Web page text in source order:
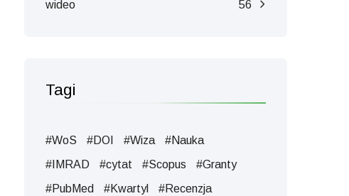
wideo 56
Tagi
#WoS #DOI #Wiza
#Nauka
#IMRAD
#cytat #Scopus
#Granty
#PubMed
#Kwartyl
#Recenzja